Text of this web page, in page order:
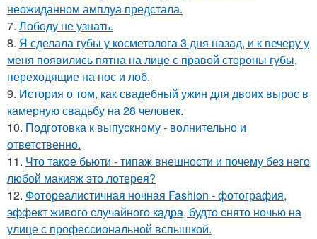
неожиданном амплуа предстала.
7. Лободу не узнать.
8. Я сделала губы у косметолога 3 дня назад, и к вечеру у
меня появились пятна на лице с правой стороны губы,
переходящие на нос и лоб.
9. История о том, как свадебный ужин для двоих вырос в
камерную свадьбу на 28 человек.
10. Подготовка к выпускному - волнительно и
ответственно.
11. Что такое бьюти - типаж внешности и почему без него
любой макияж это лотерея?
12. Фотореалистичная ночная Fashion - фотография,
эффект живого случайного кадра, будто снято ночью на
улице с профессиональной вспышкой.